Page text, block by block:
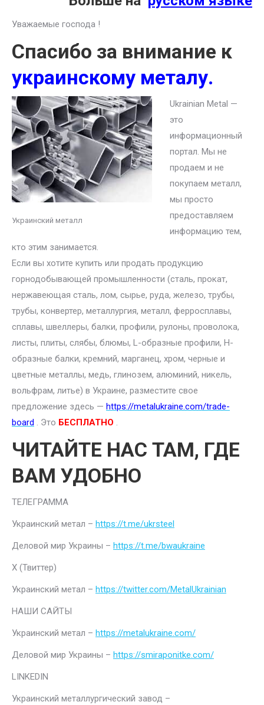
Уважаемые господа !
Спасибо за внимание к
украинскому металу.
Украинский металл
Ukrainian Metal —
это
информационный
портал. Мы не
продаем и не
покупаем металл,
мы просто
предоставляем
информацию тем,
кто этим занимается.
Если вы хотите купить или продать продукцию
горнодобывающей промышленности (сталь, прокат,
нержавеющая сталь, лом, сырье, руда, железо, трубы,
трубы, конвертер, металлургия, металл, ферросплавы,
сплавы, швеллеры, балки, профили, рулоны, проволока,
листы, плиты, слябы, блюмы, L-образные профили, H-
образные балки, кремний, марганец, хром, черные и
цветные металлы, медь, глинозем, алюминий, никель,
вольфрам, литье) в Украине, разместите свое
предложение здесь — https://metalukraine.com/trade-
board . Это БЕСПЛАТНО .
ЧИТАЙТЕ НАС ТАМ, ГДЕ
ВАМ УДОБНО
ТЕЛЕГРАММА
Украинский метал – https://t.me/ukrsteel
Деловой мир Украины – https://t.me/bwaukraine
Х (Твиттер)
Украинский метал – https://twitter.com/MetalUkrainian
НАШИ САЙТЫ
Украинский метал – https://metalukraine.com/
Деловой мир Украины – https://smiraponitke.com/
LINKEDIN
Украинский металлургический завод –